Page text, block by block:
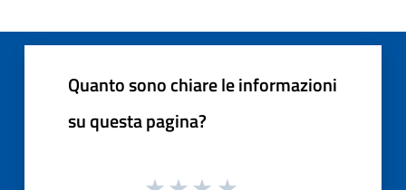
Quanto sono chiare le informazioni
su questa pagina?